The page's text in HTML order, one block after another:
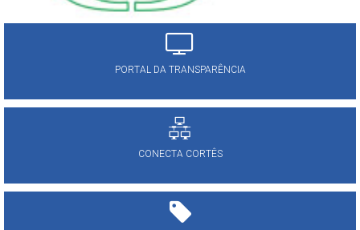
PORTAL DA TRANSPARÊNCIA
CONECTA CORTÊS